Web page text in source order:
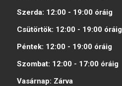
Szerda: 12:00 - 19:00 óráig
Csütörtök: 12:00 - 19:00 óráig
Péntek: 12:00 - 19:00 óráig
Szombat: 12:00 - 17:00 óráig
Vasárnap: Zárva